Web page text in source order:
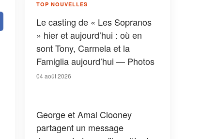
TOP NOUVELLES
Le casting de « Les Sopranos
» hier et aujourd’hui : où en
sont Tony, Carmela et la
Famiglia aujourd’hui — Photos
04 août 2026
George et Amal Clooney
partagent un message